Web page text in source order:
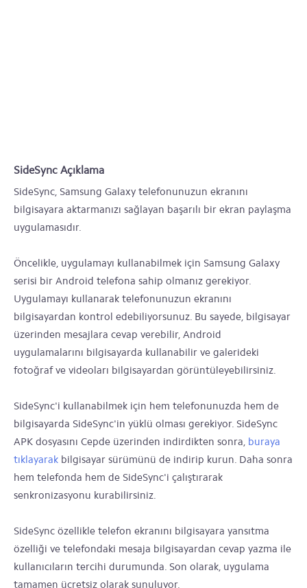
SideSync Açıklama
SideSync, Samsung Galaxy telefonunuzun ekranını
bilgisayara aktarmanızı sağlayan başarılı bir ekran paylaşma
uygulamasıdır.
Öncelikle, uygulamayı kullanabilmek için Samsung Galaxy
serisi bir Android telefona sahip olmanız gerekiyor.
Uygulamayı kullanarak telefonunuzun ekranını
bilgisayardan kontrol edebiliyorsunuz. Bu sayede, bilgisayar
üzerinden mesajlara cevap verebilir, Android
uygulamalarını bilgisayarda kullanabilir ve galerideki
fotoğraf ve videoları bilgisayardan görüntüleyebilirsiniz.
SideSync'i kullanabilmek için hem telefonunuzda hem de
bilgisayarda SideSync'in yüklü olması gerekiyor. SideSync
APK dosyasını Cepde üzerinden indirdikten sonra, buraya
tıklayarak bilgisayar sürümünü de indirip kurun. Daha sonra
hem telefonda hem de SideSync'i çalıştırarak
senkronizasyonu kurabilirsiniz.
SideSync özellikle telefon ekranını bilgisayara yansıtma
özelliği ve telefondaki mesaja bilgisayardan cevap yazma ile
kullanıcıların tercihi durumunda. Son olarak, uygulama
tamamen ücretsiz olarak sunuluyor.